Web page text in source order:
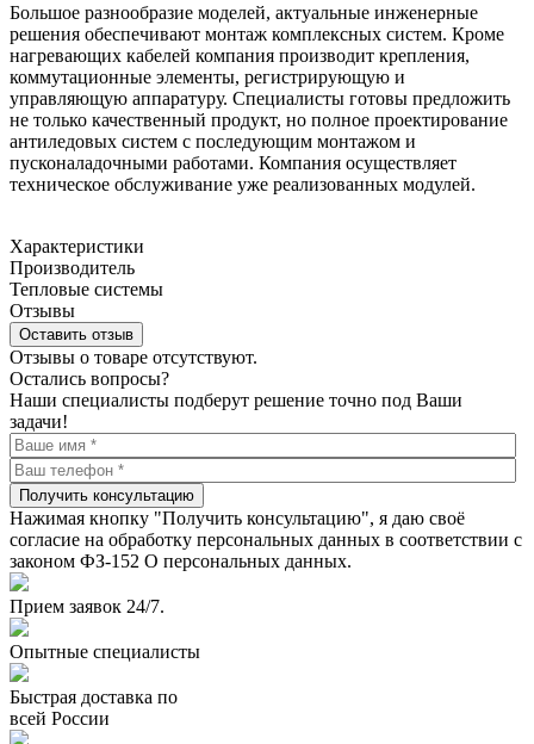
Большое разнообразие моделей, актуальные инженерные
решения обеспечивают монтаж комплексных систем. Кроме
нагревающих кабелей компания производит крепления,
коммутационные элементы, регистрирующую и
управляющую аппаратуру. Специалисты готовы предложить
не только качественный продукт, но полное проектирование
антиледовых систем с последующим монтажом и
пусконаладочными работами. Компания осуществляет
техническое обслуживание уже реализованных модулей.
Характеристики
Производитель
Тепловые системы
Отзывы
Оставить отзыв
Отзывы о товаре отсутствуют.
Остались вопросы?
Наши специалисты подберут решение точно под Ваши
задачи!
Получить консультацию
Нажимая кнопку "Получить консультацию", я даю своё
согласие на обработку персональных данных в соответствии с
законом ФЗ-152 О персональных данных.
Прием заявок 24/7.
Опытные специалисты
Быстрая доставка по
всей России